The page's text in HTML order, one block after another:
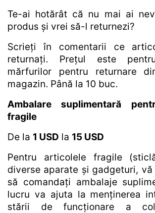
Te-ai hotărât că nu mai ai
produs și vrei să-l returnezi?
Scrieți în comentarii ce
returnați. Prețul este
mărfurilor pentru returnare
magazin. Până la 10 buc.
Ambalare suplimentară
fragile
De la 1 USD la 15 USD
Pentru articolele fragile
diverse aparate și gadgeturi, vă
să comandați ambalaje
lucru va ajuta la menținerea
stării de funcționare a